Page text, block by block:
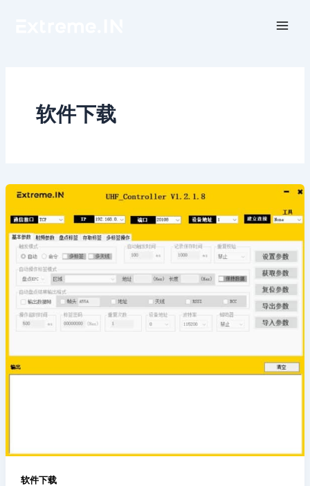
软件下载
软件下载